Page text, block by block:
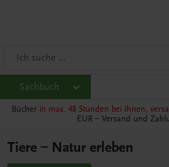
Sachbuch
Bücher in max. 48 Stunden bei Ihnen,
EUR – Versand und
Tiere – Natur erleben